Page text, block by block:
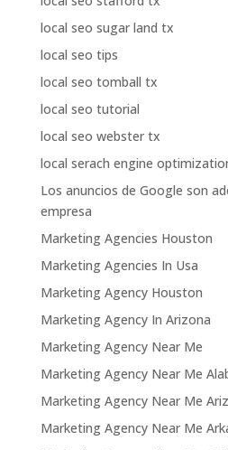
local seo sugar land tx
local seo tips
local seo tomball tx
local seo tutorial
local seo webster tx
local serach engine
Los anuncios de Google son
empresa
Marketing Agencies Houston
Marketing Agencies In Usa
Marketing Agency Houston
Marketing Agency In Arizona
Marketing Agency Near Me
Marketing Agency Near Me
Marketing Agency Near Me
Marketing Agency Near Me